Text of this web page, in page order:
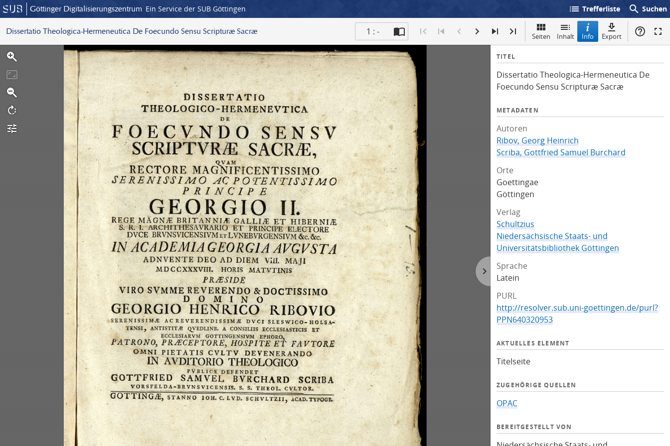
Göttinger Digitalisierungszentrum Ein Service der SUB Göttingen list Trefferliste search Suchen
Dissertatio Theologica-Hermeneutica De Foecundo Sensu Scripturæ Sacræ 1 : - Seiten Inhalt Info Export
I
f
o
TITEL
Dissertatio Theologica-Hermeneutica De
Foecundo Sensu Scripturæ Sacræ
METADATEN
Autoren
Ribov, Georg Heinrich
Scriba, Gottfried Samuel Burchard
Orte
Goettingae
Göttingen
Verlag
Schultzius
Niedersächsische Staats- und
Universitätsbibliothek Göttingen
Sprache
Latein
PURL
http://resolver.sub.uni-goettingen.de/purl?
PPN640320953
AKTUELLES ELEMENT
Titelseite
ZUGEHÖRIGE QUELLEN
OPAC
BEREITGESTELLT VON